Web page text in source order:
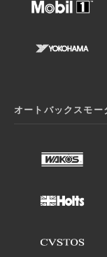
オートバックスモ